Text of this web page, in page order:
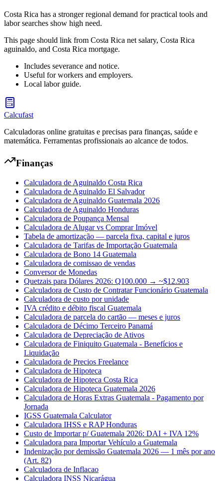
Costa Rica has a stronger regional demand for practical tools and
labor searches show high need.
This page should link from Costa Rica net salary, Costa Rica
aguinaldo, and Costa Rica mortgage.
Includes severance and notice.
Useful for workers and employers.
Local labor guide.
Calcufast
Calculadoras online gratuitas e precisas para finanças, saúde e
matemática. Ferramentas profissionais ao alcance de todos.
Finanças
Calculadora de Aguinaldo Costa Rica
Calculadora de Aguinaldo El Salvador
Calculadora de Aguinaldo Guatemala 2026
Calculadora de Aguinaldo Honduras
Calculadora de Poupança Mensal
Calculadora de Alugar vs Comprar Imóvel
Tabela de amortização — parcela fixa, capital e juros
Calculadora de Tarifas de Importação Guatemala
Calculadora de Bono 14 Guatemala
Calculadora de comissao de vendas
Conversor de Monedas
Quetzais para Dólares 2026: Q100.000 → ~$12.903
Calculadora de Custo de Contratar Funcionário Guatemala
Calculadora de custo por unidade
IVA crédito e débito fiscal Guatemala
Calculadora de parcela do cartão — meses e juros
Calculadora de Décimo Terceiro Panamá
Calculadora de Depreciação de Ativos
Calculadora de Finiquito Guatemala - Benefícios e
Liquidação
Calculadora de Precios Freelance
Calculadora de Hipoteca
Calculadora de Hipoteca Costa Rica
Calculadora de Hipoteca Guatemala 2026
Calculadora de Horas Extras Guatemala - Pagamento por
Jornada
IGSS Guatemala Calculator
Calculadora IHSS e RAP Honduras
Custo de Importar p/ Guatemala 2026: DAI + IVA 12%
Calculadora para Importar Vehículo a Guatemala
Indenização por demissão Guatemala 2026 — 1 mês por ano
(Art. 82)
Calculadora de Inflacao
Calculadora INSS Nicarágua